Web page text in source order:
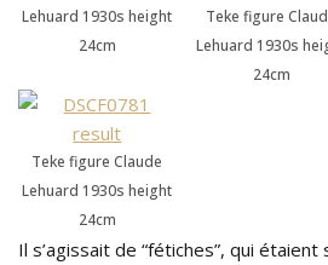
Lehuard 1930s height
24cm
Teke figure
Lehuard 1930s
24cm
Teke figure Claude
Lehuard 1930s height
24cm
Il s’agissait de “fétiches”, qui